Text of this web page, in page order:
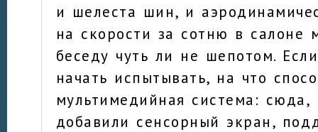
и шелеста шин, и
на скорости за сотню в салоне
беседу чуть ли не шепотом.
начать испытывать, на что
мультимедийная система:
добавили сенсорный экран,